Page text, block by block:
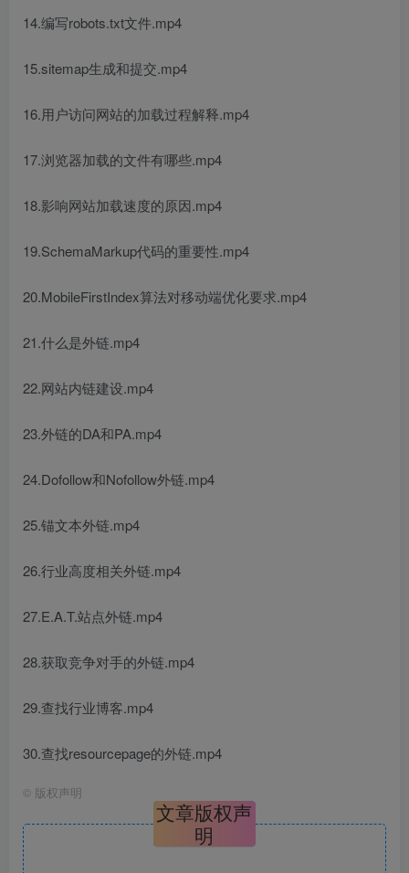
14.编写robots.txt文件.mp4
15.sitemap生成和提交.mp4
16.用户访问网站的加载过程解释.mp4
17.浏览器加载的文件有哪些.mp4
18.影响网站加载速度的原因.mp4
19.SchemaMarkup代码的重要性.mp4
20.MobileFirstIndex算法对移动端优化要求.mp4
21.什么是外链.mp4
22.网站内链建设.mp4
23.外链的DA和PA.mp4
24.Dofollow和Nofollow外链.mp4
25.锚文本外链.mp4
26.行业高度相关外链.mp4
27.E.A.T.站点外链.mp4
28.获取竞争对手的外链.mp4
29.查找行业博客.mp4
30.查找resourcepage的外链.mp4
© 版权声明
文章版权声
明